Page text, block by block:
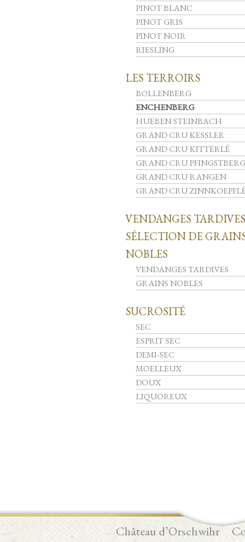
PINOT BLANC
PINOT GRIS
PINOT NOIR
RIESLING
LES TERROIRS
BOLLENBERG
ENCHENBERG
HUEBEN STEINBACH
GRAND CRU KESSLER
GRAND CRU KITTERLÉ
GRAND CRU PFINGSTBERG
GRAND CRU RANGEN
GRAND CRU
VENDANGES
SÉLECTION DE
NOBLES
VENDANGES TARDIVES
GRAINS NOBLES
SUCROSITÉ
SEC
ESPRIT SEC
DEMI-SEC
MOELLEUX
DOUX
LIQUOREUX
Château d’Orschwihr